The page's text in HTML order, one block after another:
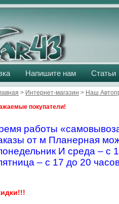
Напишите нам Статьи
> Интернет-магазин > Наш
покупатели!
работы
от м Планерная
И среда – с
– с 17 до 20